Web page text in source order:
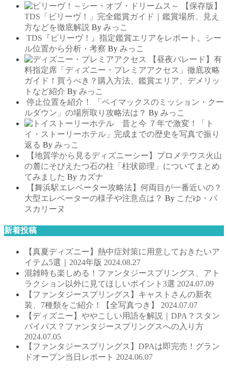
【保存版】
TDS「ビリーヴ！」完全鑑賞ガイド｜鑑賞場所、見え
方などを徹底解説 By みっこ
TDS『ビリーヴ！』指定鑑賞エリアをレポート。シー
ル位置から分析・考察 By みっこ
【昼夜パレード】有
料指定席「ディズニー・プレミアアクセス」徹底攻略
ガイド！買うべき？購入方法、鑑賞エリア、デメリッ
トなど紹介 By みっこ
停止位置を紹介！ 「ベイマックスのミッション・クー
ルダウン」の場所取り攻略法は？ By みっこ
７年で激変！「ト
イ・ストーリーホテル」完成までの歴史を写真で振り
返る By みっこ
【地質学から見るディズニーシー】プロメテウス火山
の麓にそびえたつ石の柱「柱状節理」についてまとめ
てみました By カズナ
【舞浜駅エレベーター攻略法】何両目が一番近いの？
大型エレベーターの様子や注意点は？ By こだゆ・パ
スカリーヌ
新着投稿
【真夏ディズニー】熱中症対策に用意しておきたいア
イテム5選｜2024年版 2024.08.27
混雑時も楽しめる！ファンタジースプリングス、アト
ラクション以外に見てほしいポイント3選 2024.07.09
【ファンタジースプリングス】キャストさんの新衣
装、7種類をご紹介！【全写真つき】 2024.07.07
【ディズニー】ややこしい用語を解説｜DPA？スタン
バイパス？ファンタジースプリングスへの入り方
2024.07.05
【ファンタジースプリングス】DPAは即完売！グラン
ドオープン当日レポート 2024.06.07